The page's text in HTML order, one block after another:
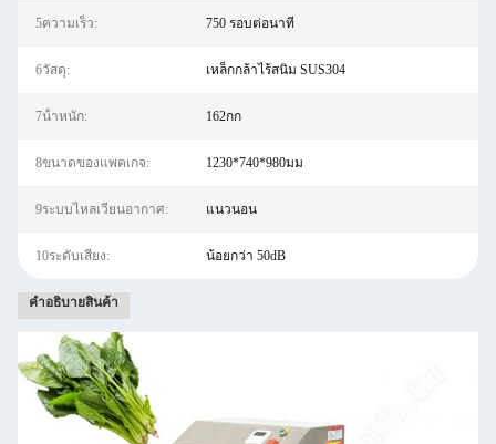
5ความเร็ว: 750 รอบต่อนาที
6วัสดุ: เหล็กกล้าไร้สนิม SUS304
7น้ําหนัก: 162กก
8ขนาดของแพคเกจ: 1230*740*980มม
9ระบบไหลเวียนอากาศ: แนวนอน
10ระดับเสียง: น้อยกว่า 50dB
คําอธิบายสินค้า